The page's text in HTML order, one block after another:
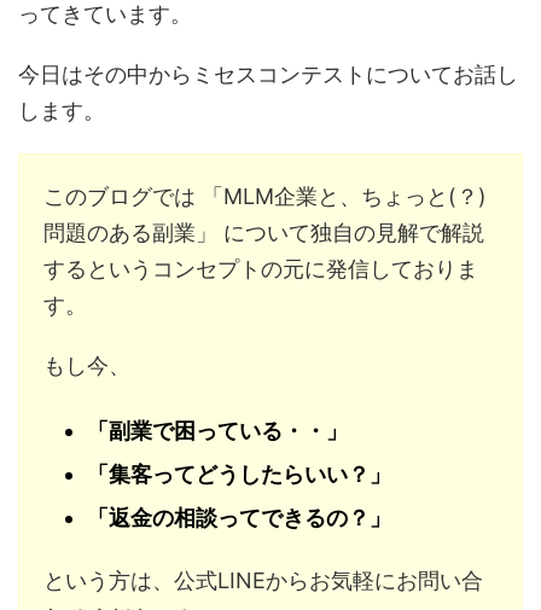
ってきています。
今日はその中からミセスコンテストについてお話し
します。
このブログでは 「MLM企業と、ちょっと(？)
問題のある副業」 について独自の見解で解説
するというコンセプトの元に発信しておりま
す。
もし今、
「副業で困っている・・」
「集客ってどうしたらいい？」
「返金の相談ってできるの？」
という方は、公式LINEからお気軽にお問い合